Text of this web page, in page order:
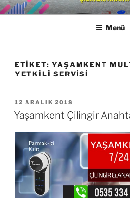
İçeriğe
geç YAŞAMKENT
ANAHTARCI
0533 650 18 88
Menü
ETIKET: YAŞAMKENT
YETKILI SERVISI
YAYIM
TARIHI
12 ARALIK 2018
Yaşamkent Çilingir